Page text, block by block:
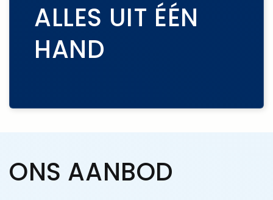
ALLES UIT ÉÉN
HAND
ONS AANBOD